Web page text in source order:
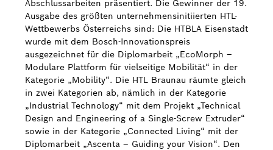
Abschlussarbeiten präsentiert. Die Gewinner der 19.
Ausgabe des größten unternehmensinitiierten HTL-
Wettbewerbs Österreichs sind: Die HTBLA Eisenstadt
wurde mit dem Bosch-Innovationspreis
ausgezeichnet für die Diplomarbeit „EcoMorph –
Modulare Plattform für vielseitige Mobilität“ in der
Kategorie „Mobility“. Die HTL Braunau räumte gleich
in zwei Kategorien ab, nämlich in der Kategorie
„Industrial Technology“ mit dem Projekt „Technical
Design and Engineering of a Single-Screw Extruder“
sowie in der Kategorie „Connected Living“ mit der
Diplomarbeit „Ascenta – Guiding your Vision“. Den